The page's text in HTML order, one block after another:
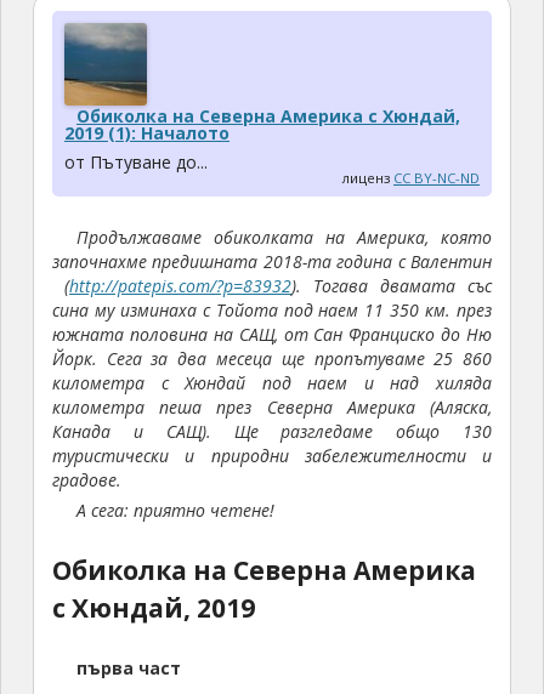
Обиколка на Северна Америка с Хюндай,
2019 (1): Началото
от Пътуване до...
лиценз CC BY-NC-ND
Продължаваме обиколката на Америка, която
започнахме предишната 2018-та година с Валентин
(http://patepis.com/?p=83932). Тогава двамата със
сина му изминаха с Тойота под наем 11 350 км. през
южната половина на САЩ, от Сан Франциско до Ню
Йорк. Сега за два месеца ще пропътуваме 25 860
километра с Хюндай под наем и над хиляда
километра пеша през Северна Америка (Аляска,
Канада и САЩ). Ще разгледаме общо 130
туристически и природни забележителности и
градове.
А сега: приятно четене!
Обиколка на Северна Америка
с Хюндай, 2019
първа част